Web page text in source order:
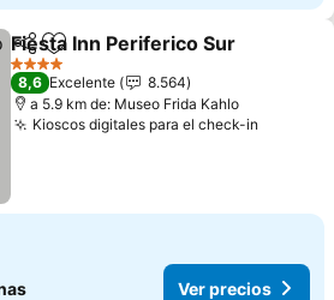
CompartirAgregar a favoritos
Fiesta Inn Periferico Sur
4 Estrellas
8,6 Excelente
8.564
a 5.9 km de: Museo Frida Kahlo
Kioscos digitales para el check-in
Ver precios